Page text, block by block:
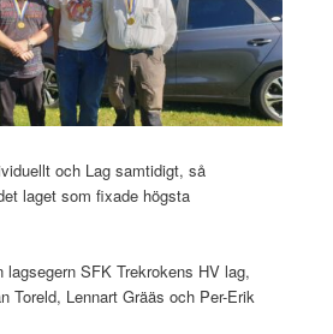
och Lag samtidigt, så
laget som fixade högsta
SFK Trekrokens HV lag,
Toreld, Lennart Grääs och Per-Erik